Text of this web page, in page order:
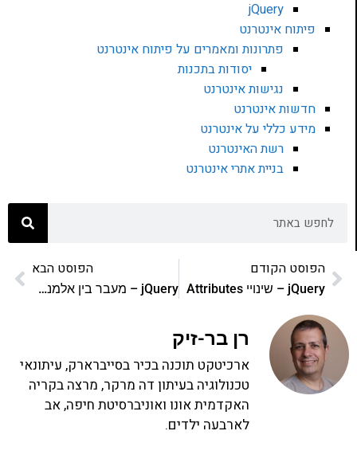
jQuery
פיתוח אינטרנט
פתרונות ומאמרים על פיתוח אינטרנט
יסודות בתכנות
נגישות אינטרנט
חדשות אינטרנט
מידע כללי על אינטרנט
רשת האינטרנט
בניית אתרי אינטרנט
הפוסט הקודם
jQuery – שינויי Attributes
הפוסט הבא
jQuery – מעבר בין אלמנטים חלק ב
רן בר-זיק
ארכיטקט תוכנה בכיר בסייברארק, עיתונאי
טכנולוגיה בעיתון דה מרקר, מרצה בקריה
האקדמית אונו ואוניברסיטת חיפה, אב
לארבעה ילדים.